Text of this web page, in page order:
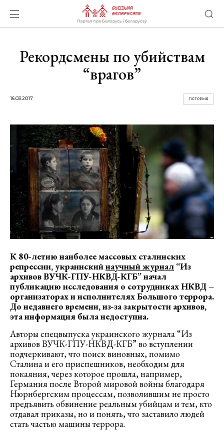
Рекордсмены по убийствам
“врагов”
16.03.2017 ГІСТОРЫЯ
К 80-летию наиболее массовых сталинских
репрессии, украинскийнаучный журнал “Из
архивовВУЧК-ГПУ-НКВД-КГБ” начал
публикацию исследования о сотрудниках НКВД –
организаторах и исполнителяхБольшого террора.
До недавнего времени, из-за закрытости архивов,
эта информация была недоступна.
Авторы спецвыпуска украинского журнала “Из
архивов ВУЧК-ГПУ-НКВД-КГБ” во вступлении
подчеркивают, что поиск виновных, помимо
Сталина и его приспешников, необходим для
покаяния, через которое прошла, например,
Германия после Второй мировой войны благодаря
Нюрнбергским процессам, позволившим не просто
предъявить обвинение реальным убийцам и тем, кто
отдавал приказы, но и понять, что заставило людей
стать частью машины террора.